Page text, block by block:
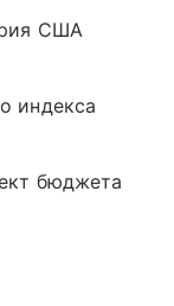
США
индекса
бюджета